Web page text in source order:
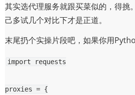
其实选代理服务就跟买菜似的，得挑
己多试几个对比下才是正道。
末尾扔个实操片段吧，如果你用
import requests
proxies = {